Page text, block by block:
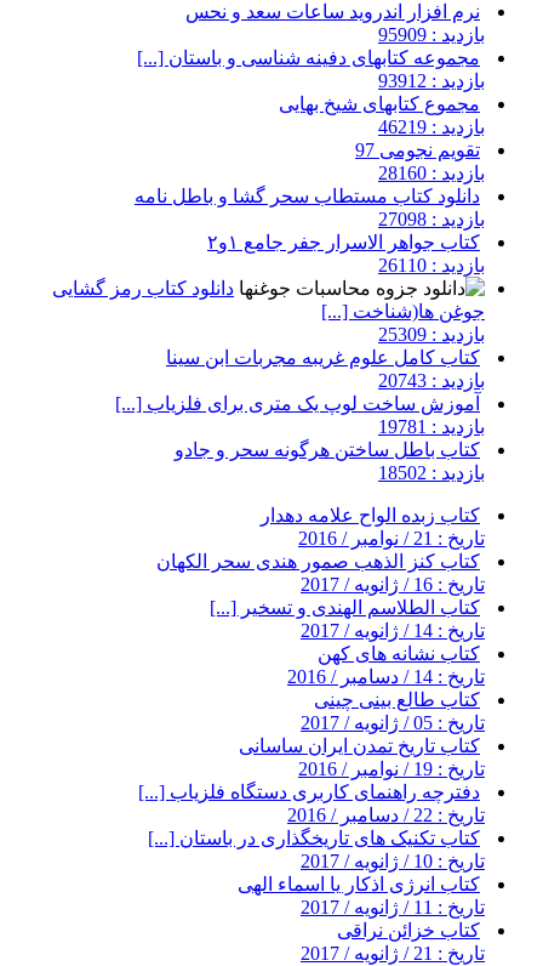
نرم افزار اندروید ساعات سعد و نحس
بازدید : 95909
مجموعه کتابهای دفینه شناسی و باستان [...]
بازدید : 93912
مجموع کتابهای شیخ بهایی
بازدید : 46219
تقویم نجومی 97
بازدید : 28160
دانلود کتاب مستطاب سحر گشا و باطل نامه
بازدید : 27098
کتاب جواهر الاسرار جفر جامع ۱و۲
بازدید : 26110
دانلود کتاب رمز گشایی
جوغن ها(شناخت [...]
بازدید : 25309
کتاب کامل علوم غریبه مجربات ابن سینا
بازدید : 20743
آموزش ساخت لوپ یک متری برای فلزیاب [...]
بازدید : 19781
کتاب باطل ساختن هرگونه سحر و جادو
بازدید : 18502
کتاب زبده الواح علامه دهدار
تاریخ : 21 / نوامبر / 2016
کتاب کنز الذهب صمور هندی سحر الکهان
تاریخ : 16 / ژانویه / 2017
کتاب الطلاسم الهندی و تسخیر [...]
تاریخ : 14 / ژانویه / 2017
کتاب نشانه های کهن
تاریخ : 14 / دسامبر / 2016
کتاب طالع بینی چینی
تاریخ : 05 / ژانویه / 2017
کتاب تاریخ تمدن ایران ساسانی
تاریخ : 19 / نوامبر / 2016
دفترچه راهنمای کاربری دستگاه فلزیاب [...]
تاریخ : 22 / دسامبر / 2016
کتاب تکنیک های تاریخگذاری در باستان [...]
تاریخ : 10 / ژانویه / 2017
کتاب انرژی اذکار یا اسماء الهی
تاریخ : 11 / ژانویه / 2017
کتاب خزائن نراقی
تاریخ : 21 / ژانویه / 2017